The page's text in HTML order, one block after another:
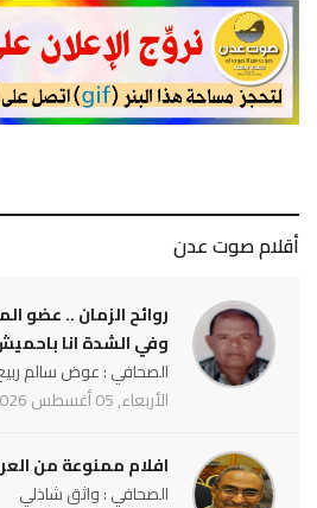
أقلام صوت عدن
وفي الشدة انا
الصحافي : عوض سالم
الأربعاء, 05 أغسطس 2026 - 10:03 م
افلام ممنوعة من
الصحافي : واثق شاذلي